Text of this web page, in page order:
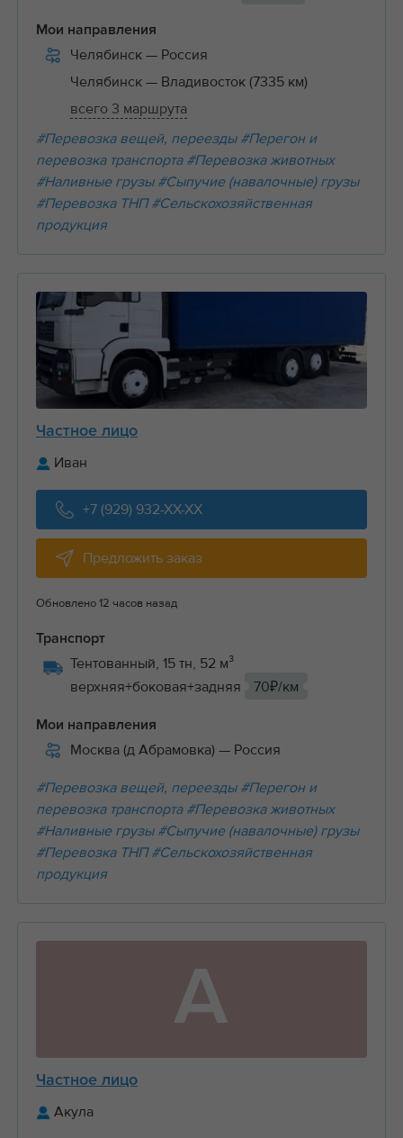
Мои направления
Челябинск — Россия
Челябинск — Владивосток (7335 км)
всего 3 маршрута
#Перевозка вещей, переезды #Перегон и
перевозка транспорта #Перевозка животных
#Наливные грузы #Сыпучие (навалочные) грузы
#Перевозка ТНП #Сельскохозяйственная
продукция
Частное лицо
Иван
+7 (929) 932-XX-XX
Предложить заказ
Обновлено 12 часов назад
Транспорт
Тентованный, 15 тн, 52 м³
верхняя+боковая+задняя
70₽/км
Мои направления
Москва (д Абрамовка) — Россия
#Перевозка вещей, переезды #Перегон и
перевозка транспорта #Перевозка животных
#Наливные грузы #Сыпучие (навалочные) грузы
#Перевозка ТНП #Сельскохозяйственная
продукция
А
Частное лицо
Акула